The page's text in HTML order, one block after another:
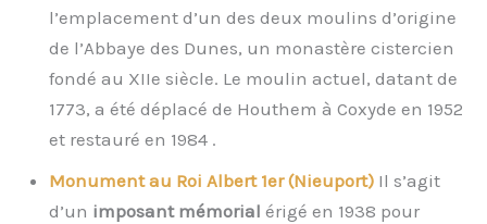
l’emplacement d’un des deux moulins d’origine
de l’Abbaye des Dunes, un monastère cistercien
fondé au XIIe siècle. Le moulin actuel, datant de
1773, a été déplacé de Houthem à Coxyde en 1952
et restauré en 1984 .
Monument au Roi Albert 1er (Nieuport) Il s’agit
d’un imposant mémorial érigé en 1938 pour